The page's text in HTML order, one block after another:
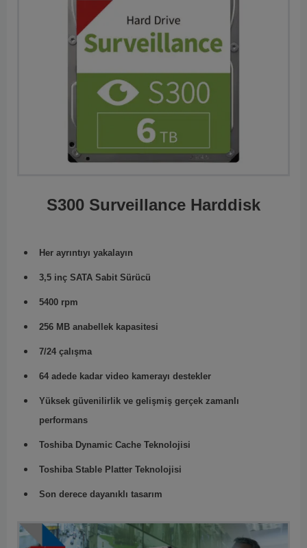
S300 Surveillance Harddisk
Her ayrıntıyı yakalayın
3,5 inç SATA Sabit Sürücü
5400 rpm
256 MB anabellek kapasitesi
7/24 çalışma
64 adede kadar video kamerayı destekler
Yüksek güvenilirlik ve gelişmiş gerçek zamanlı
performans
Toshiba Dynamic Cache Teknolojisi
Toshiba Stable Platter Teknolojisi
Son derece dayanıklı tasarım